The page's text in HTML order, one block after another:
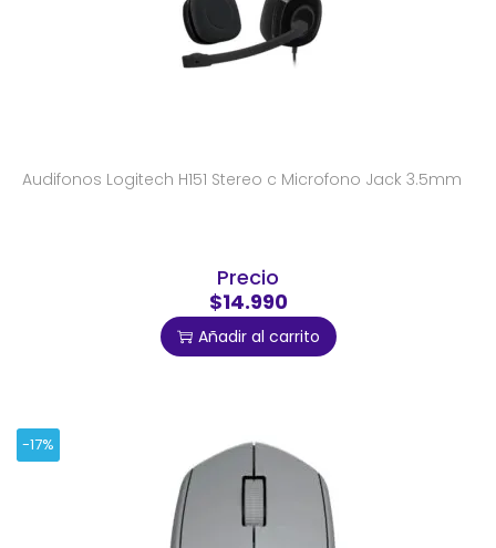
Audifonos Logitech H151 Stereo c Microfono Jack 3.5mm
Precio
$14.990
Añadir al carrito
-17%